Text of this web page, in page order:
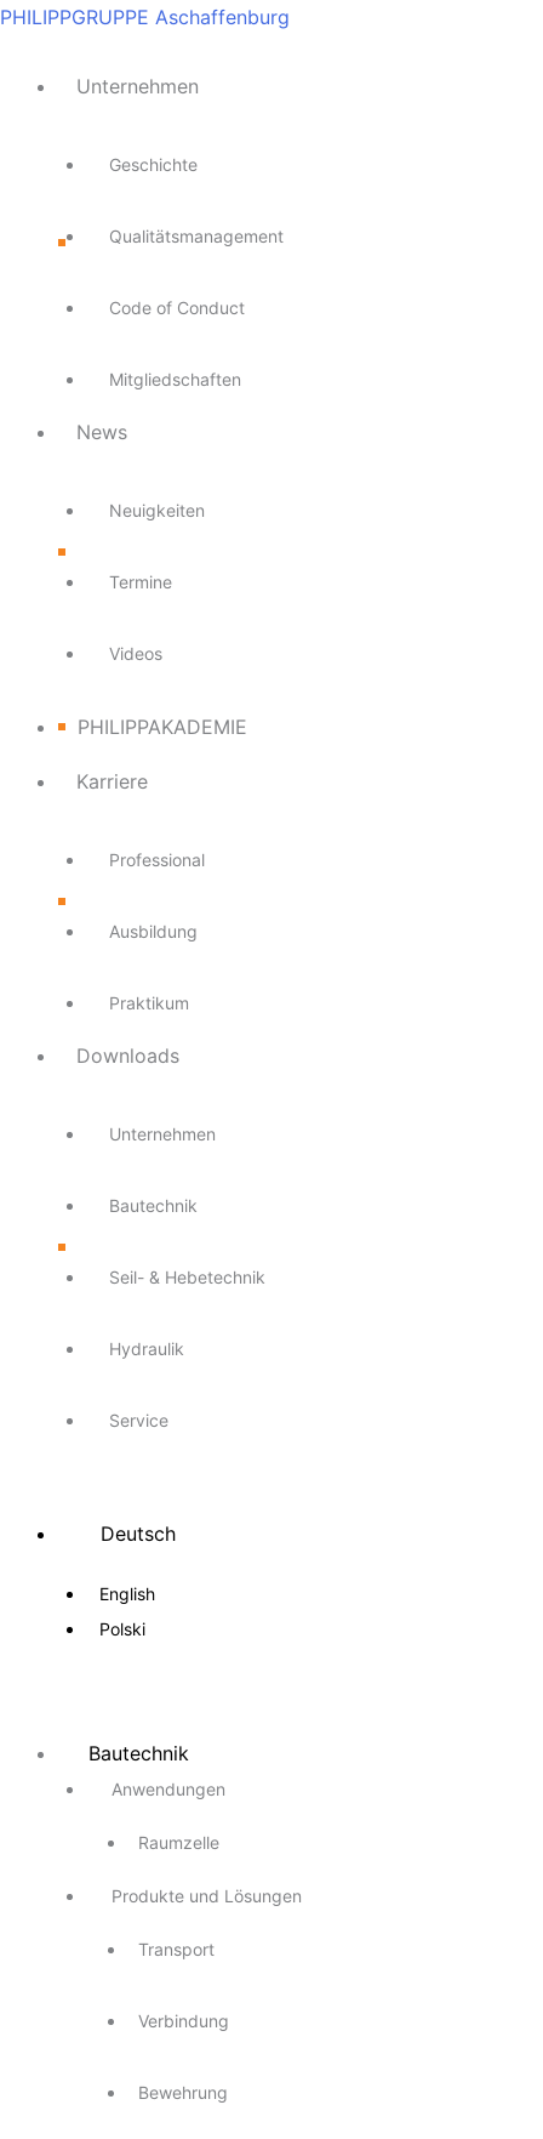
Zum
springen
PHILIPPGRUPPE Aschaffenburg
Main
Unternehmen
Geschichte
Qualitätsmanagement
Code of Conduct
Mitgliedschaften
News
Neuigkeiten
Termine
Videos
PHILIPPAKADEMIE
Karriere
Professional
Ausbildung
Praktikum
Downloads
Unternehmen
Bautechnik
Seil- & Hebetechnik
Hydraulik
Service
Main
Deutsch
English
Polski
Bautechnik
Anwendungen
Raumzelle
Produkte und Lösungen
Transport
Verbindung
Bewehrung
Main
Main
Main